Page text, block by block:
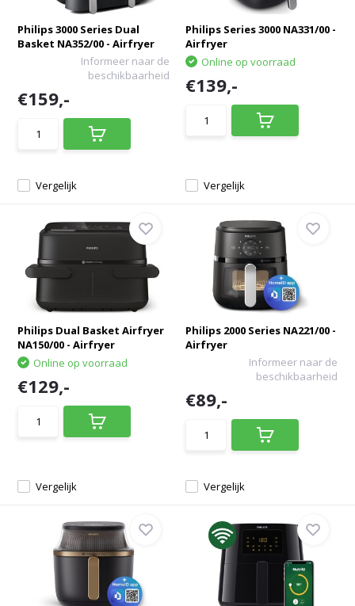
Philips 3000 Series Dual
Basket NA352/00 - Airfryer
Vergelijk
Informeer naar de
beschikbaarheid
€159,-
Philips Series 3000 NA331/00 -
Airfryer
Vergelijk
Online op voorraad
€139,-
Philips Dual Basket Airfryer
NA150/00 - Airfryer
Vergelijk
Online op voorraad
€129,-
Philips 2000 Series NA221/00 -
Airfryer
Vergelijk
Informeer naar de
beschikbaarheid
€89,-